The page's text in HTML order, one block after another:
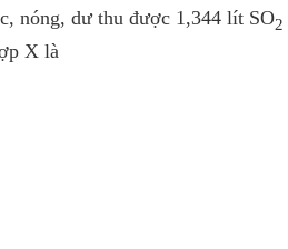
nóng, dư thu được 1,344 lít SO2
X là